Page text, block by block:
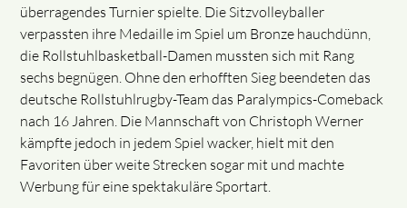
überragendes Turnier spielte. Die Sitzvolleyballer
verpassten ihre Medaille im Spiel um Bronze hauchdünn,
die Rollstuhlbasketball-Damen mussten sich mit Rang
sechs begnügen. Ohne den erhofften Sieg beendeten das
deutsche Rollstuhlrugby-Team das Paralympics-Comeback
nach 16 Jahren. Die Mannschaft von Christoph Werner
kämpfte jedoch in jedem Spiel wacker, hielt mit den
Favoriten über weite Strecken sogar mit und machte
Werbung für eine spektakuläre Sportart.